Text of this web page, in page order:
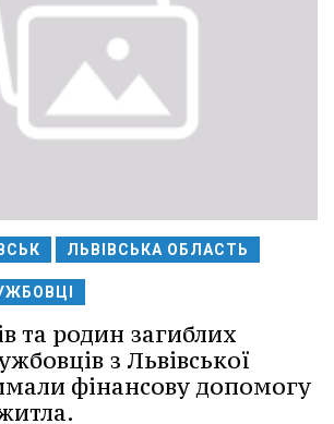
ЛЬВІВСЬКА ОБЛАСТЬ
та родин загиблих
з Львівської
фінансову допомогу